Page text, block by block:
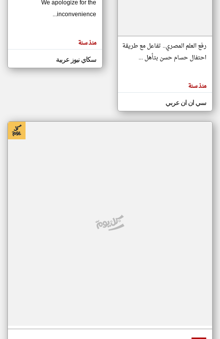
مصادر الأخبار من موريتانيا
اخبار موريتانيا على مدار الساعة
أهم اخبار موريتانيا العاجلة والمباشرة
المقالات
الموجوده
هنا عن
رفع العلم المصري.. تفاعل مع طريقة
احتفال حسام حسن بتأهل ...
منذ سنة
سي ان ان عربي
We apologize for the
inconvenience...
منذ سنة
سكاي نيوز عربية
klyoum.com